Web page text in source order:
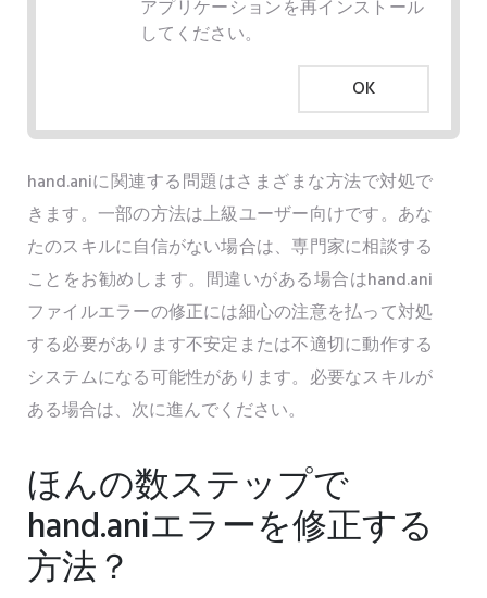
アプリケーションを再インストール
してください。
OK
hand.aniに関連する問題はさまざまな方法で対処で
きます。一部の方法は上級ユーザー向けです。あな
たのスキルに自信がない場合は、専門家に相談する
ことをお勧めします。間違いがある場合はhand.ani
ファイルエラーの修正には細心の注意を払って対処
する必要があります不安定または不適切に動作する
システムになる可能性があります。必要なスキルが
ある場合は、次に進んでください。
ほんの数ステップで
hand.aniエラーを修正する
方法？